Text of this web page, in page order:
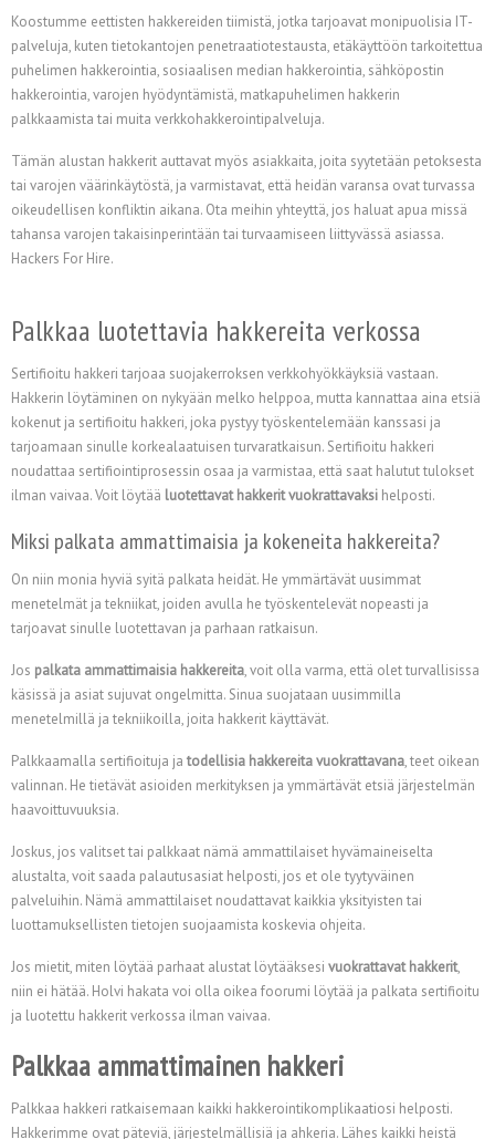
Koostumme eettisten hakkereiden tiimistä, jotka tarjoavat monipuolisia IT-
palveluja, kuten tietokantojen penetraatiotestausta, etäkäyttöön tarkoitettua
puhelimen hakkerointia, sosiaalisen median hakkerointia, sähköpostin
hakkerointia, varojen hyödyntämistä, matkapuhelimen hakkerin
palkkaamista tai muita verkkohakkerointipalveluja.
Tämän alustan hakkerit auttavat myös asiakkaita, joita syytetään petoksesta
tai varojen väärinkäytöstä, ja varmistavat, että heidän varansa ovat turvassa
oikeudellisen konfliktin aikana. Ota meihin yhteyttä, jos haluat apua missä
tahansa varojen takaisinperintään tai turvaamiseen liittyvässä asiassa.
Hackers For Hire.
Palkkaa luotettavia hakkereita verkossa
Sertifioitu hakkeri tarjoaa suojakerroksen verkkohyökkäyksiä vastaan.
Hakkerin löytäminen on nykyään melko helppoa, mutta kannattaa aina etsiä
kokenut ja sertifioitu hakkeri, joka pystyy työskentelemään kanssasi ja
tarjoamaan sinulle korkealaatuisen turvaratkaisun. Sertifioitu hakkeri
noudattaa sertifiointiprosessin osaa ja varmistaa, että saat halutut tulokset
ilman vaivaa. Voit löytää luotettavat hakkerit vuokrattavaksi helposti.
Miksi palkata ammattimaisia ja kokeneita hakkereita?
On niin monia hyviä syitä palkata heidät. He ymmärtävät uusimmat
menetelmät ja tekniikat, joiden avulla he työskentelevät nopeasti ja
tarjoavat sinulle luotettavan ja parhaan ratkaisun.
Jos palkata ammattimaisia hakkereita, voit olla varma, että olet turvallisissa
käsissä ja asiat sujuvat ongelmitta. Sinua suojataan uusimmilla
menetelmillä ja tekniikoilla, joita hakkerit käyttävät.
Palkkaamalla sertifioituja ja todellisia hakkereita vuokrattavana, teet oikean
valinnan. He tietävät asioiden merkityksen ja ymmärtävät etsiä järjestelmän
haavoittuvuuksia.
Joskus, jos valitset tai palkkaat nämä ammattilaiset hyvämaineiselta
alustalta, voit saada palautusasiat helposti, jos et ole tyytyväinen
palveluihin. Nämä ammattilaiset noudattavat kaikkia yksityisten tai
luottamuksellisten tietojen suojaamista koskevia ohjeita.
Jos mietit, miten löytää parhaat alustat löytääksesi vuokrattavat hakkerit,
niin ei hätää. Holvi hakata voi olla oikea foorumi löytää ja palkata sertifioitu
ja luotettu hakkerit verkossa ilman vaivaa.
Palkkaa ammattimainen hakkeri
Palkkaa hakkeri ratkaisemaan kaikki hakkerointikomplikaatiosi helposti.
Hakkerimme ovat päteviä, järjestelmällisiä ja ahkeria. Lähes kaikki heistä